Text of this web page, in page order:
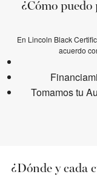
¿Cómo
En Lincoln Black
acuerdo
Tomamos tu
¿Dónde y cada